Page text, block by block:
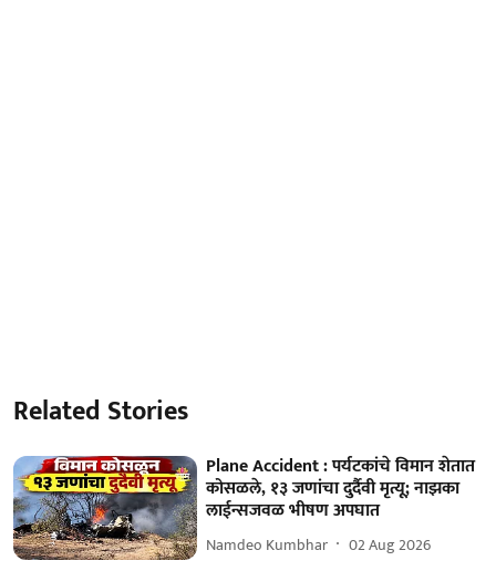
Related Stories
Plane Accident : पर्यटकांचे विमान शेतात
कोसळले, १३ जणांचा दुर्दैवी मृत्यू; नाझका
लाईन्सजवळ भीषण अपघात
Namdeo Kumbhar 02 Aug 2026